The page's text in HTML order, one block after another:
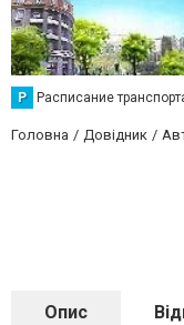
Р Расписание
Головна Довідник
Опис